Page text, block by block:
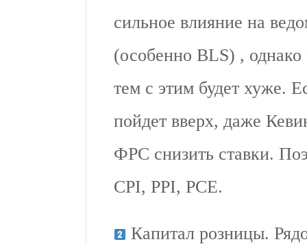
сильное влияние на
(особенно BLS) , однако
тем с этим будет хуже.
пойдет вверх, даже
ФРС снизить ставки.
CPI, PPI, PCE.
Капитал розницы.